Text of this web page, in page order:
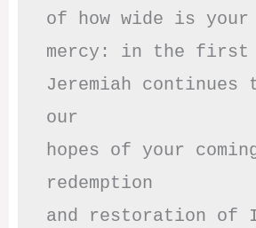
of how wide is your
mercy: in the first
Jeremiah
our
hopes of your
redemption
and restoration of